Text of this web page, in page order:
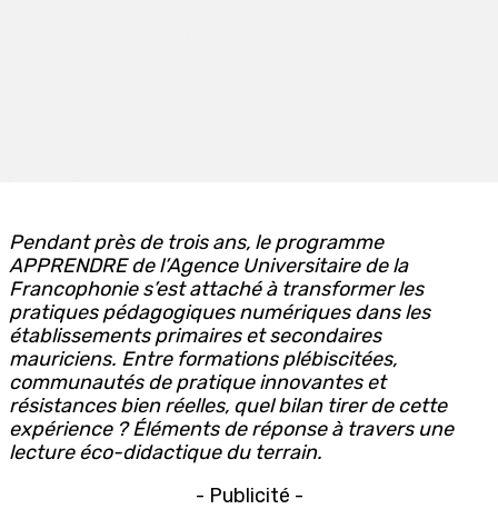
Pendant près de trois ans, le programme
APPRENDRE de l’Agence Universitaire de la
Francophonie s’est attaché à transformer les
pratiques pédagogiques numériques dans les
établissements primaires et secondaires
mauriciens. Entre formations plébiscitées,
communautés de pratique innovantes et
résistances bien réelles, quel bilan tirer de cette
expérience ? Éléments de réponse à travers une
lecture éco-didactique du terrain.
- Publicité -